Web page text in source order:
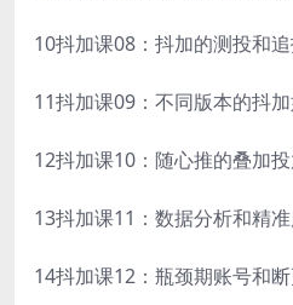
10抖加课08：抖加的测投和
11抖加课09：不同版本的抖
12抖加课10：随心推的叠加
13抖加课11：数据分析和精
14抖加课12：瓶颈期账号和